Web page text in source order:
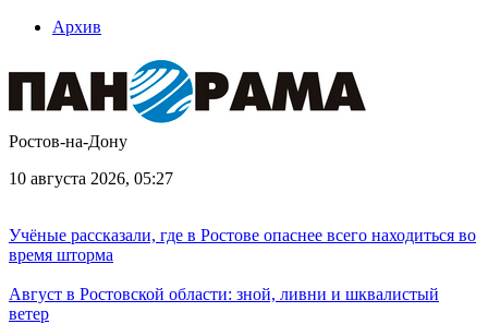
Архив
Ростов-на-Дону
10 августа 2026, 05:27
Учёные рассказали, где в Ростове опаснее всего находиться во
время шторма
Август в Ростовской области: зной, ливни и шквалистый
ветер